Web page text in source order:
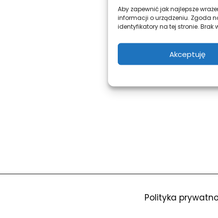
Aby zapewnić jak najlepsze
informacji o urządzeniu. Zgoda
identyfikatory na tej stronie. Brak
Akceptuję
Polityka